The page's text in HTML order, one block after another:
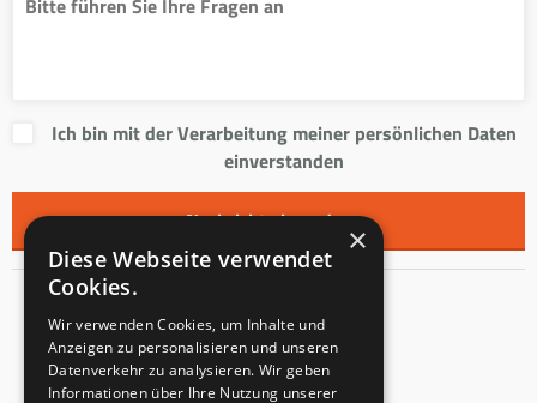
Ich bin mit der Verarbeitung meiner persönlichen Daten
einverstanden
Kontakt
Innentreppen s.r.o.
Mladoňovice 65
×
Diese Webseite verwendet
Cookies.
Wir verwenden Cookies, um Inhalte und
Anzeigen zu personalisieren und unseren
Datenverkehr zu analysieren. Wir geben
Informationen über Ihre Nutzung unserer